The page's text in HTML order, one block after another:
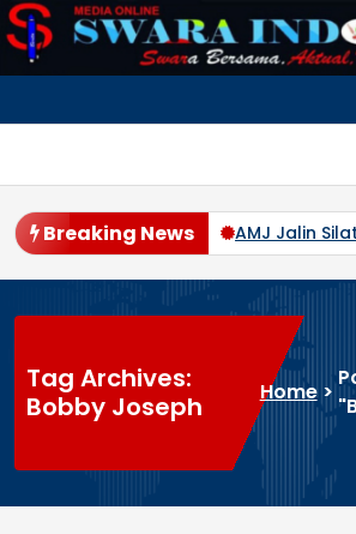
Skip
to
content
Breaking News
Tegas AMJ Jalin Silaturahmi
Tag Archives:
Bobby Joseph
Home>